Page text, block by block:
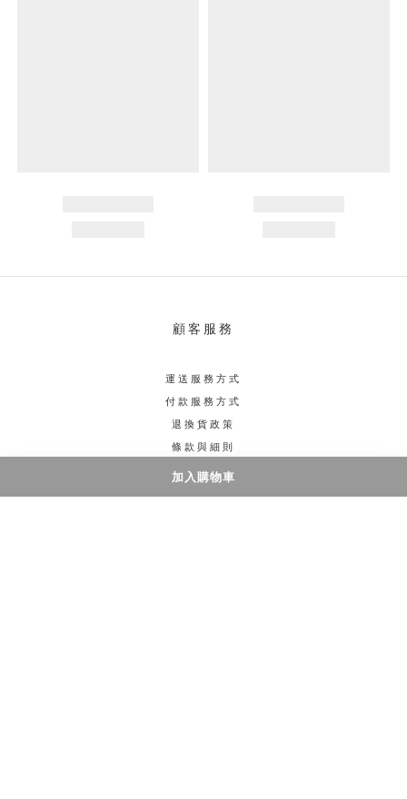
加入購物車
顧客服務
運送服務方式
付款服務方式
退換貨政策
條款與細則
聯絡我們